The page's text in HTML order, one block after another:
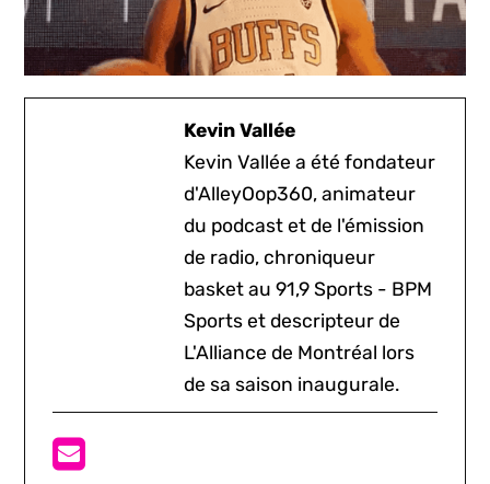
Kevin Vallée
Kevin Vallée a été fondateur
d'AlleyOop360, animateur
du podcast et de l'émission
de radio, chroniqueur
basket au 91,9 Sports - BPM
Sports et descripteur de
L'Alliance de Montréal lors
de sa saison inaugurale.